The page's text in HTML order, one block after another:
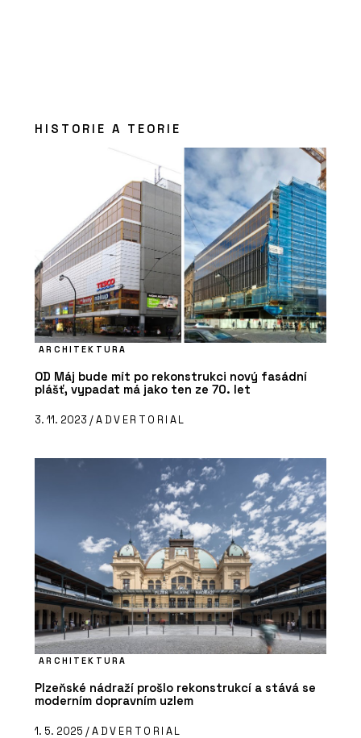
HISTORIE A TEORIE
ARCHITEKTURA
OD Máj bude mít po rekonstrukci nový fasádní
plášť, vypadat má jako ten ze 70. let
3. 11. 2023 /ADVERTORIAL
ARCHITEKTURA
Plzeňské nádraží prošlo rekonstrukcí a stává se
moderním dopravním uzlem
1. 5. 2025 /ADVERTORIAL